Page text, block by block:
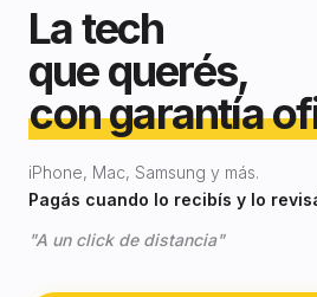
La tech
que querés,
con garantía
iPhone, Mac, Samsung y más.
Pagás cuando lo recibís y lo
"A un click de distancia"